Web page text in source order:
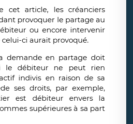
cet article, les créanciers
provoquer le partage au
ou encore intervenir
ci aurait provoqué.
demande en partage doit
le débiteur ne peut rien
indivis en raison de sa
ses droits, par exemple,
est débiteur envers la
supérieures à sa part